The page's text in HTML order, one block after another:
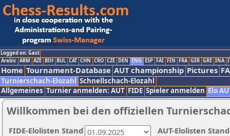
Logged on: Gast
Arabic ARM AZE BIH BUL CAT CHN CRO CZE DEN ENG ESP FAI FIN FRA GER GRE INA
Home Tournament-Database AUT championship Pictures
Turnierschach-Elozahl Schnellschach-Elozahl
Allgemeines Turnier anmelden: AUT FIDE Spieler anmelden Elo
Willkommen bei den offiziellen
AUT-Elolisten
FIDE-Elolisten Stand